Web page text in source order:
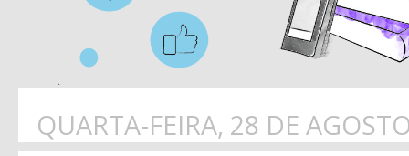
QUARTA-FEIRA, 28 DE